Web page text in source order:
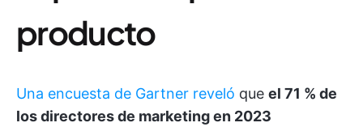
producto
Una encuesta de Gartner reveló que el 71 % de
los directores de marketing en 2023